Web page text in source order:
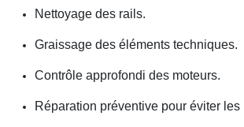
Nettoyage des rails.
Graissage des éléments techniques.
Contrôle approfondi des moteurs.
Réparation préventive pour éviter les